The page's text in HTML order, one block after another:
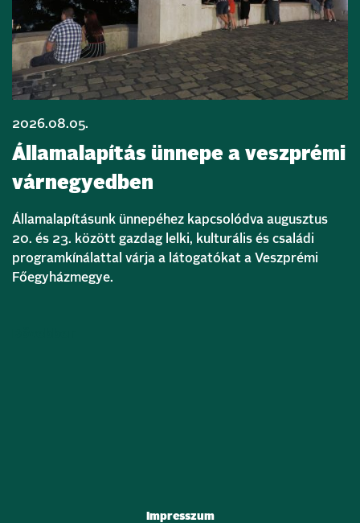
2026.08.05.
Államalapítás ünnepe a veszprémi
várnegyedben
Államalapításunk ünnepéhez kapcsolódva augusztus
20. és 23. között gazdag lelki, kulturális és családi
programkínálattal várja a látogatókat a Veszprémi
Főegyházmegye.
Impresszum